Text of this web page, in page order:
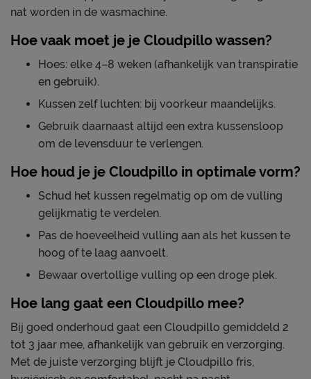
nat worden in de wasmachine.
Hoe vaak moet je je Cloudpillo wassen?
Hoes: elke 4–8 weken (afhankelijk van transpiratie
en gebruik).
Kussen zelf luchten: bij voorkeur maandelijks.
Gebruik daarnaast altijd een extra kussensloop
om de levensduur te verlengen.
Hoe houd je je Cloudpillo in optimale vorm?
Schud het kussen regelmatig op om de vulling
gelijkmatig te verdelen.
Pas de hoeveelheid vulling aan als het kussen te
hoog of te laag aanvoelt.
Bewaar overtollige vulling op een droge plek.
Hoe lang gaat een Cloudpillo mee?
Bij goed onderhoud gaat een Cloudpillo gemiddeld 2
tot 3 jaar mee, afhankelijk van gebruik en verzorging.
Met de juiste verzorging blijft je Cloudpillo fris,